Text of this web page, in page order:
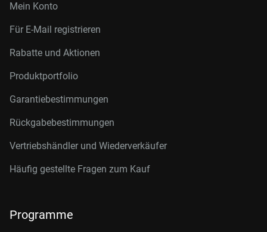
Mein Konto
Für E-Mail registrieren
Rabatte und Aktionen
Produktportfolio
Garantiebestimmungen
Rückgabebestimmungen
Vertriebshändler und Wiederverkäufer
Häufig gestellte Fragen zum Kauf
Programme